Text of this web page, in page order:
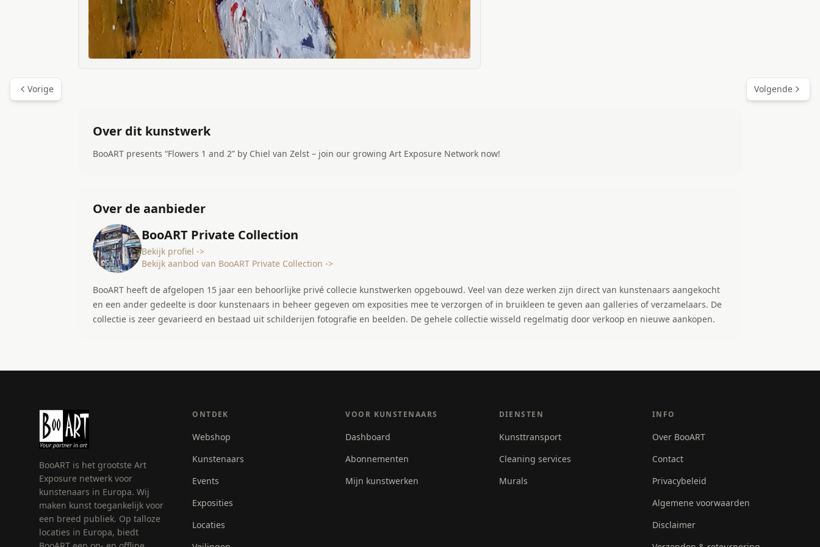
Vorige Volgende
Over dit kunstwerk
BooART presents “Flowers 1 and 2” by Chiel van Zelst – join our growing Art Exposure Network now!
Over de aanbieder
BooART Private Collection
Bekijk profiel ->
Bekijk aanbod van BooART Private Collection ->
BooART heeft de afgelopen 15 jaar een behoorlijke privé collecie kunstwerken opgebouwd. Veel van deze werken zijn direct van kunstenaars aangekocht
en een ander gedeelte is door kunstenaars in beheer gegeven om exposities mee te verzorgen of in bruikleen te geven aan galleries of verzamelaars. De
collectie is zeer gevarieerd en bestaad uit schilderijen fotografie en beelden. De gehele collectie wisseld regelmatig door verkoop en nieuwe aankopen.
BooART is het grootste Art
Exposure netwerk voor
kunstenaars in Europa. Wij
maken kunst toegankelijk voor
een breed publiek. Op talloze
locaties in Europa, biedt
ONTDEK
Webshop
Kunstenaars
Events
Exposities
Locaties
VOOR KUNSTENAARS
Dashboard
Abonnementen
Mijn kunstwerken
DIENSTEN
Kunsttransport
Cleaning services
Murals
INFO
Over BooART
Contact
Privacybeleid
Algemene voorwaarden
Disclaimer